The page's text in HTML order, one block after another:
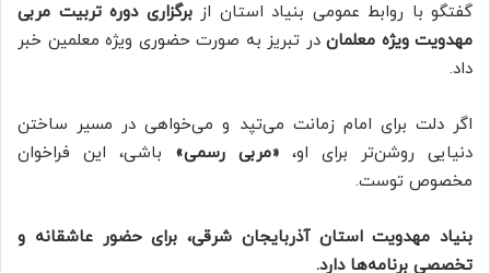
گفتگو با روابط عمومی بنیاد استان از برگزاری دوره تربیت مربی
مهدویت ویژه معلمان در تبریز به صورت حضوری ویژه معلمین خبر
داد.
اگر دلت برای امام زمانت می‌تپد و می‌خواهی در مسیر ساختن
دنیایی روشن‌تر برای او، «مربی رسمی» باشی، این فراخوان
مخصوص توست.
بنیاد مهدویت استان آذربایجان شرقی، برای حضور عاشقانه و
تخصصی برنامه‌ها دارد.